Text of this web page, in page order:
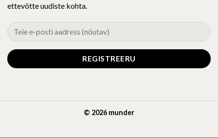
ettevõtte uudiste kohta.
© 2026 munder